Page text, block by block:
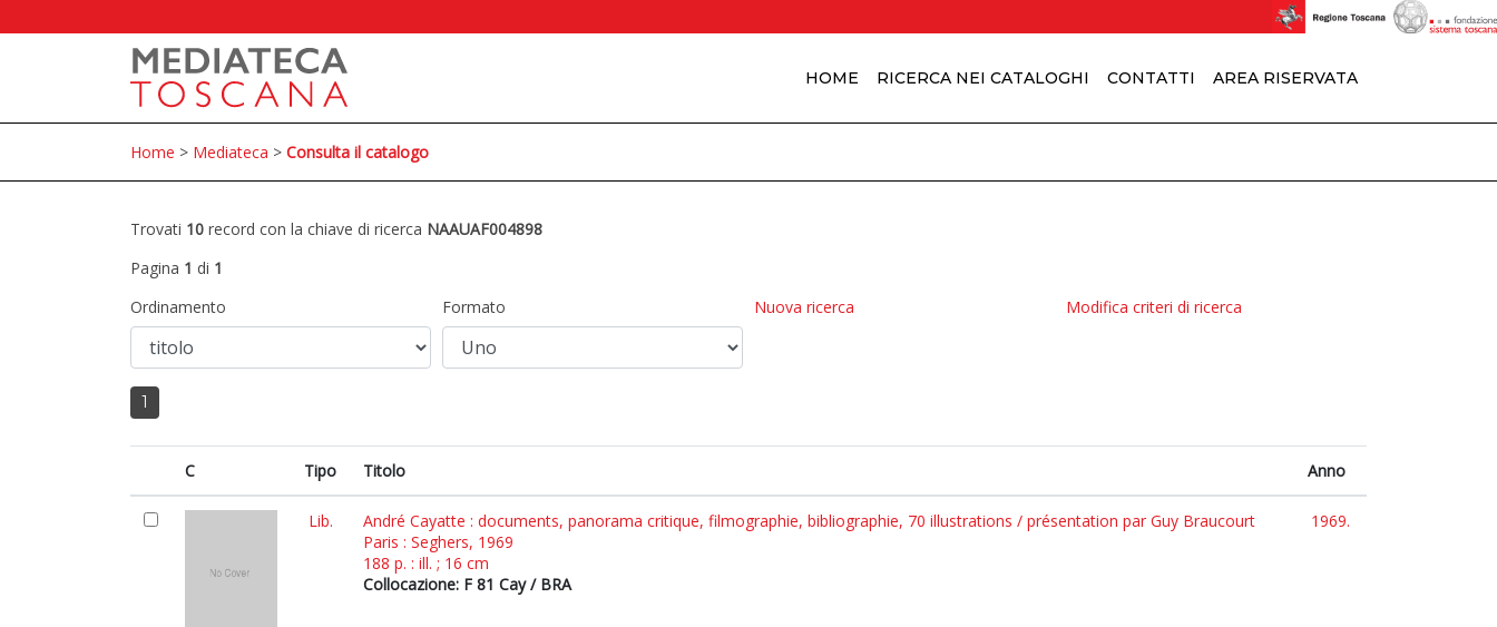
HOME RICERCA NEI CATALOGHI CONTATTI AREA RISERVATA
Home > Mediateca > Consulta il catalogo
Trovati 10 record con la chiave di ricerca NAAUAF004898
Pagina 1 di 1
Ordinamento
Formato Nuova ricerca Modifica criteri di ricerca
1
C Tipo Titolo Anno
Lib.
André Cayatte : documents, panorama critique, filmographie, bibliographie, 70 illustrations / présentation par Guy Braucourt
Paris : Seghers, 1969
188 p. : ill. ; 16 cm
Collocazione: F 81 Cay / BRA
1969.